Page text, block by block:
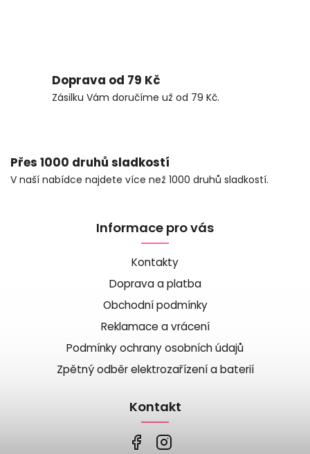
Doprava od 79 Kč
Zásilku Vám doručíme už od 79 Kč.
Přes 1000 druhů sladkostí
V naší nabídce najdete více než 1000 druhů sladkostí.
Informace pro vás
Kontakty
Doprava a platba
Obchodní podmínky
Reklamace a vrácení
Podmínky ochrany osobních údajů
Zpětný odběr elektrozařízení a baterií
Kontakt